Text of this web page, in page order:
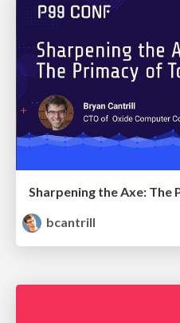
Sharpening the Axe: The
bcantrill